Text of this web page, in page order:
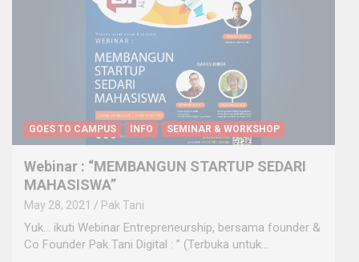
GOES TO CAMPUS INFO SEMINAR & WORKSHOP
Webinar : “MEMBANGUN STARTUP SEDARI
MAHASISWA”
May 28, 2021 Pak Tani
Yuk… ikuti Webinar Entrepreneurship, bersama founder &
Co Founder Pak Tani Digital : ” (Terbuka untuk…